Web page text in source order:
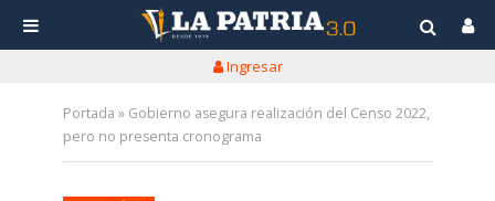
Ingresar
Portada » Gobierno asegura realización del Censo 2022,
pero no presenta cronograma